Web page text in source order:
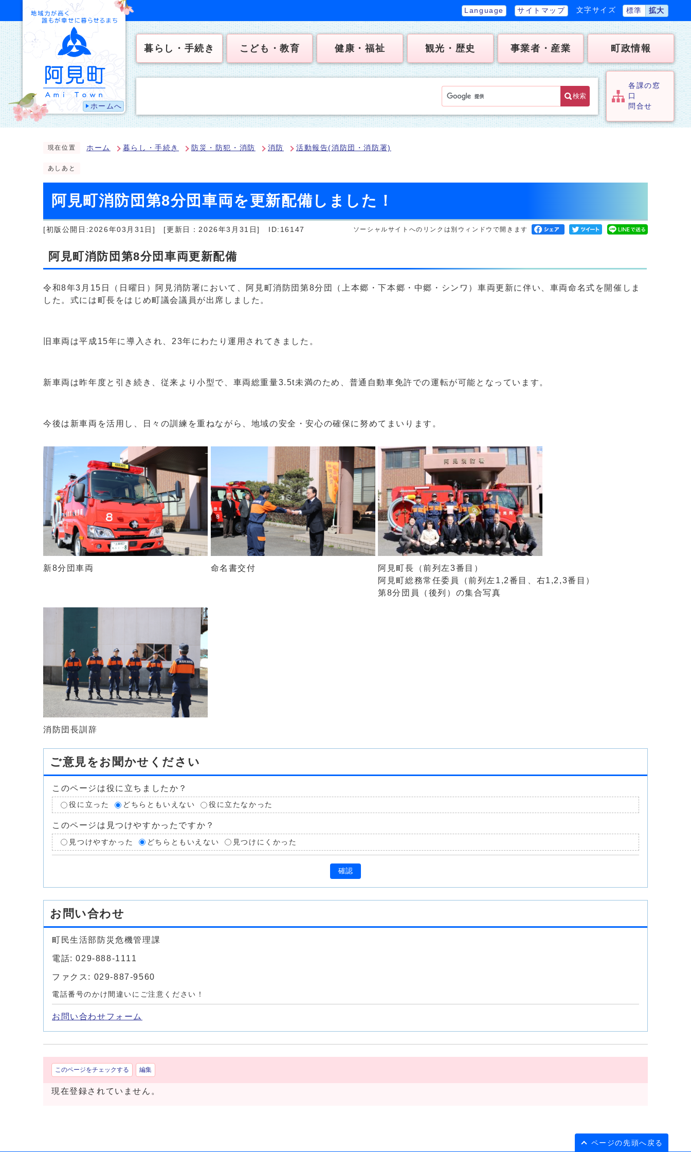
ホームへ
Language サイトマップ 文字サイズ 標準 拡大
暮らし・手続き こども・教育 健康・福祉 観光・歴史 事業者・産業 町政情報
検索
各課の窓
口
問合せ
現在位置 ホーム 暮らし・手続き 防災・防犯・消防 消防 活動報告(消防団・消防署)
あしあと
阿見町消防団第8分団車両を更新配備しました！
[初版公開日:2026年03月31日] [更新日：2026年3月31日] ID:16147 ソーシャルサイトへのリンクは別ウィンドウで開きます
阿見町消防団第8分団車両更新配備
令和8年3月15日（日曜日）阿見消防署において、阿見町消防団第8分団（上本郷・下本郷・中郷・シンワ）車両更新に伴い、車両命名式を開催しま
した。式には町長をはじめ町議会議員が出席しました。
旧車両は平成15年に導入され、23年にわたり運用されてきました。
新車両は昨年度と引き続き、従来より小型で、車両総重量3.5t未満のため、普通自動車免許での運転が可能となっています。
今後は新車両を活用し、日々の訓練を重ねながら、地域の安全・安心の確保に努めてまいります。
新8分団車両 命名書交付
阿見町長（前列左3番目）
阿見町総務常任委員（前列左1,2番目、右1,2,3番目）
第8分団員（後列）の集合写真
消防団長訓辞
ご意見をお聞かせください
このページは役に立ちましたか？
役に立った どちらともいえない 役に立たなかった
このページは見つけやすかったですか？
見つけやすかった どちらともいえない 見つけにくかった
確認
お問い合わせ
町民生活部防災危機管理課
電話: 029-888-1111
ファクス: 029-887-9560
電話番号のかけ間違いにご注意ください！
お問い合わせフォーム
このページをチェックする 編集
現在登録されていません。
ページの先頭へ戻る